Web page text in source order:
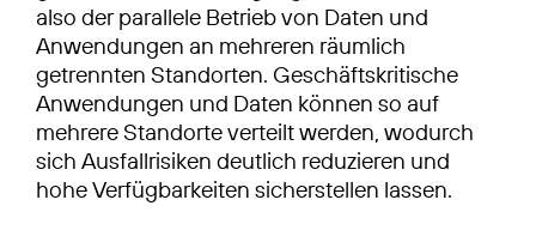
also der parallele Betrieb von Daten und
Anwendungen an mehreren räumlich
getrennten Standorten. Geschäftskritische
Anwendungen und Daten können so auf
mehrere Standorte verteilt werden, wodurch
sich Ausfallrisiken deutlich reduzieren und
hohe Verfügbarkeiten sicherstellen lassen.